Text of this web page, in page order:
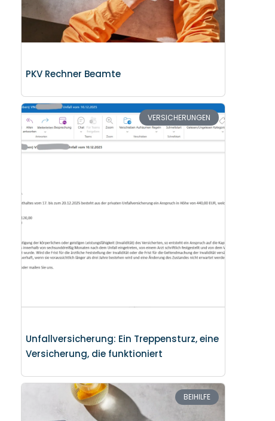
PKV Rechner Beamte
VERSICHERUNGEN
Unfallversicherung: Ein Treppensturz, eine
Versicherung, die funktioniert
BEIHILFE